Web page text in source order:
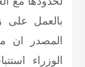
بالعمل على
المصدر ان
الوزراء